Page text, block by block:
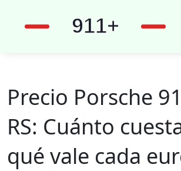
Precio Porsche
RS: Cuánto
qué vale cada